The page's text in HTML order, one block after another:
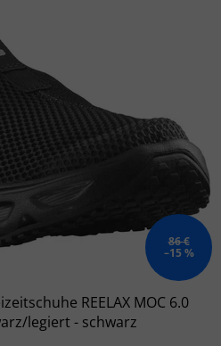
86 €
–15 %
REELAX MOC 6.0
legiert - schwarz